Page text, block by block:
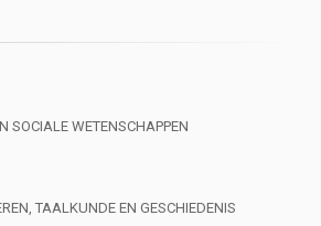
SOCIALE WETENSCHAPPEN
TAALKUNDE EN GESCHIEDENIS